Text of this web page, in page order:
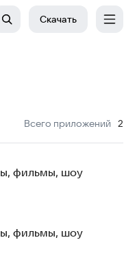
Скачать
Всего приложений
: 2
фильмы, шоу
фильмы, шоу